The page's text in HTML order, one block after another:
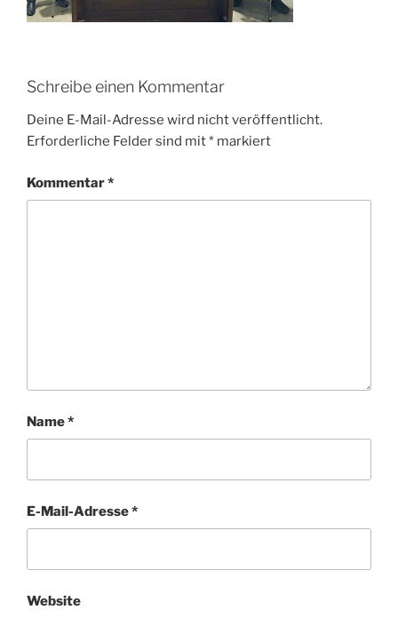
Schreibe einen Kommentar
Deine E-Mail-Adresse wird nicht veröffentlicht.
Erforderliche Felder sind mit* markiert
Kommentar*
Name*
E-Mail-Adresse*
Website